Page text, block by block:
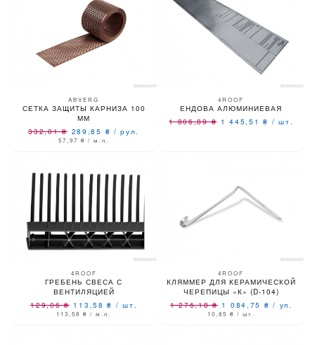
ABVERG
СЕТКА ЗАЩИТЫ КАРНИЗА 100
ММ
332,01₴ 289,85 ₴ / рул.
57,97₴ / м.п.
4ROOF
ЕНДОВА АЛЮМИНИЕВАЯ
1 806,89₴ 1 445,51₴ / шт.
4ROOF
ГРЕБЕНЬ СВЕСА С
ВЕНТИЛЯЦИЕЙ
129,06₴ 113,58₴ / шт.
113,58₴ / м.п.
4ROOF
КЛЯММЕР ДЛЯ КЕРАМИЧЕСКОЙ
ЧЕРЕПИЦЫ «К» (D-104)
1 276,18₴ 1 084,75 ₴ / уп.
10,85 ₴ / шт.